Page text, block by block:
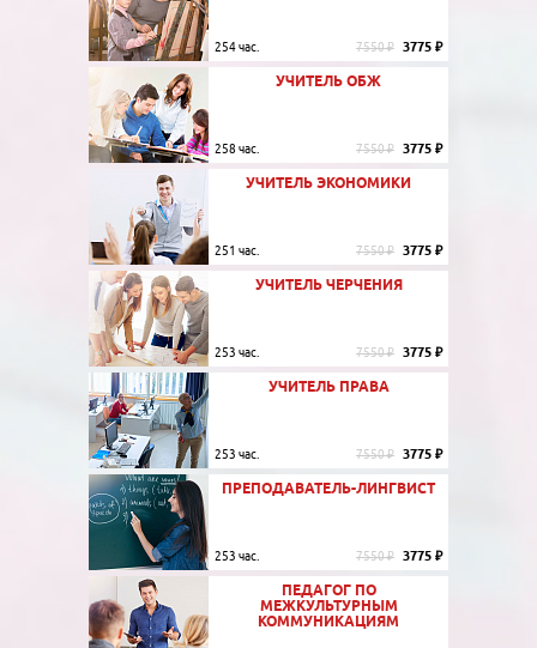
254 час. 7550 ₽ 3775 ₽
УЧИТЕЛЬ ОБЖ
258 час. 7550 ₽ 3775 ₽
УЧИТЕЛЬ ЭКОНОМИКИ
251 час. 7550 ₽ 3775 ₽
УЧИТЕЛЬ ЧЕРЧЕНИЯ
253 час. 7550 ₽ 3775 ₽
УЧИТЕЛЬ ПРАВА
253 час. 7550 ₽ 3775 ₽
ПРЕПОДАВАТЕЛЬ-ЛИНГВИСТ
253 час. 7550 ₽ 3775 ₽
ПЕДАГОГ ПО
МЕЖКУЛЬТУРНЫМ
КОММУНИКАЦИЯМ